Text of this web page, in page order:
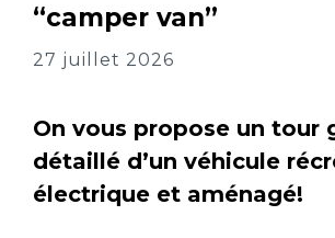
“camper van”
27 juillet 2026
On vous propose un tour
détaillé d’un véhicule
électrique et aménagé!